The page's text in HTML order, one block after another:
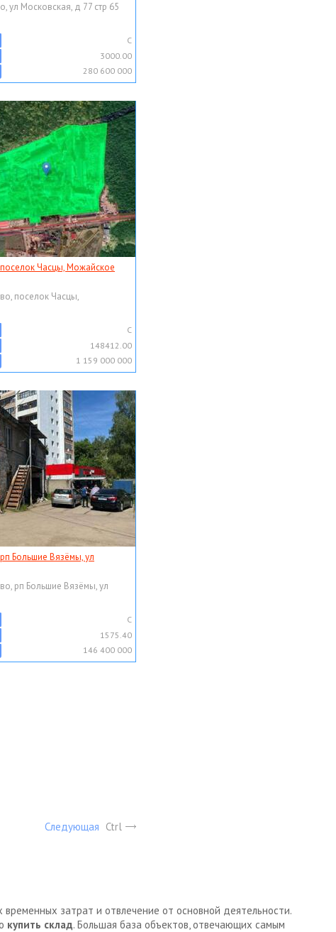
ул Московская, д 77 стр 65
C
3000.00
280 600 000
Часцы, Можайское
поселок Часцы,
C
148412.00
1 159 000 000
Большие Вязёмы, ул
рп Большие Вязёмы, ул
C
1575.40
146 400 000
Следующая Ctrl
затрат и отвлечение от основной деятельности.
купить склад. Большая база объектов, отвечающих самым